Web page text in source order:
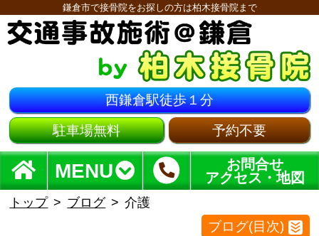
鎌倉市で接骨院をお探しの方は柏木接骨院まで
西鎌倉駅徒歩１分
駐車場無料 予約不要
MENU
お問合せ
アクセス・地図
トップ ブログ 介護
ブログ(目次)